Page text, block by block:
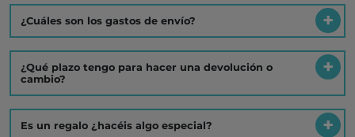
¿Cuáles son los gastos de envío?
¿Qué plazo tengo para hacer una devolución o
cambio?
Es un regalo ¿hacéis algo especial?